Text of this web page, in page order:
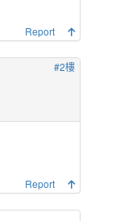
Report
#2樓
Report